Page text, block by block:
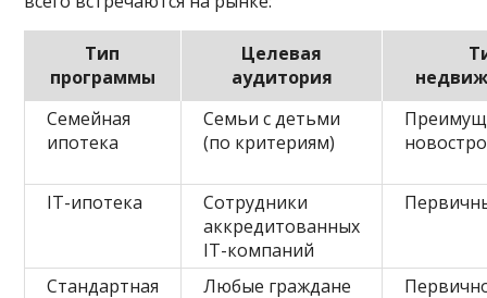
Тип
программы
Целевая
аудитория
Семейная
ипотека
Семьи с детьми
(по критериям)
IT-ипотека
Сотрудники
аккредитованных
IT-компаний
Стандартная
Любые граждане